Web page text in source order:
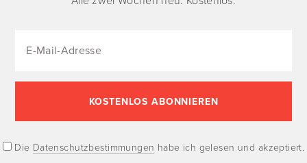
Die Datenschutzbestimmungen habe ich gelesen und akzeptiert.